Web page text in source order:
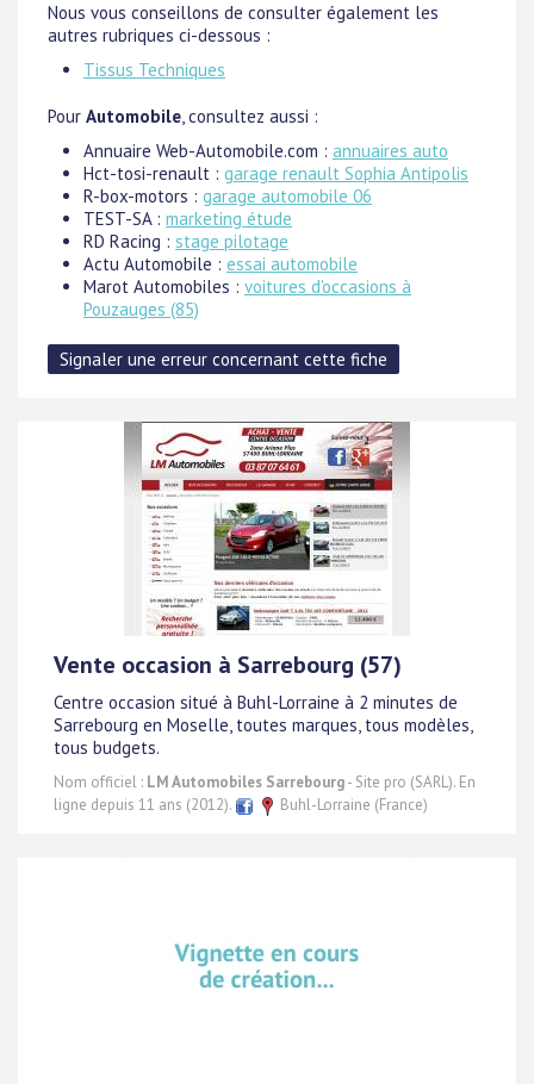
Nous vous conseillons de consulter également les
autres rubriques ci-dessous :
Tissus Techniques
Pour Automobile, consultez aussi :
Annuaire Web-Automobile.com : annuaires auto
Hct-tosi-renault : garage renault Sophia Antipolis
R-box-motors : garage automobile 06
TEST-SA : marketing étude
RD Racing : stage pilotage
Actu Automobile : essai automobile
Marot Automobiles : voitures d'occasions à
Pouzauges (85)
Vente occasion à Sarrebourg (57)
Centre occasion situé à Buhl-Lorraine à 2 minutes de
Sarrebourg en Moselle, toutes marques, tous modèles,
tous budgets.
Nom officiel : LM Automobiles Sarrebourg- Site pro (SARL). En
ligne depuis 11 ans (2012).
Buhl-Lorraine (France)